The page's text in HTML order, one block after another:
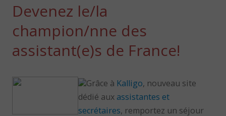
Devenez le/la
champion/nne des
assistant(e)s de France!
Grâce à Kalligo, nouveau site
dédié aux assistantes et
secrétaires, remportez un séjour